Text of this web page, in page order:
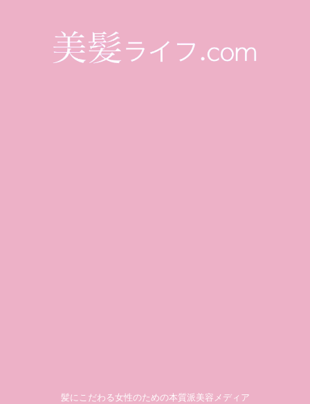
髪にこだわる女性のための本質派美容メディア